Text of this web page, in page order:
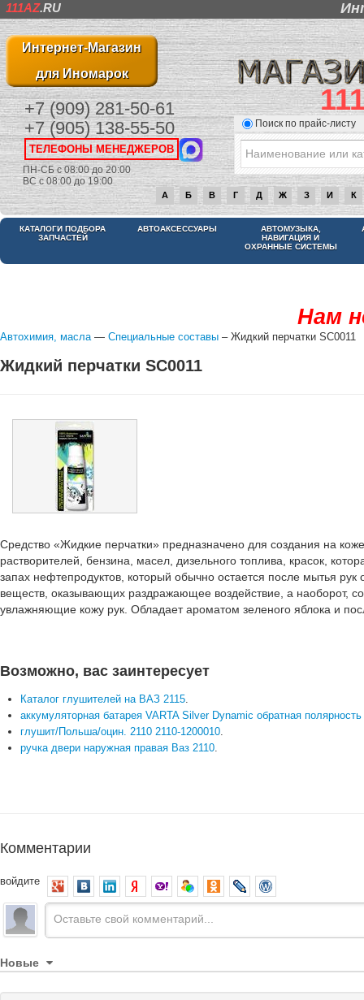
111AZ.RU
Интернет-Магазин
для Иномарок
+7 (909) 281-50-61
+7 (905) 138-55-50
ТЕЛЕФОНЫ МЕНЕДЖЕРОВ
ПН-СБ с 08:00 до 20:00
ВС с 08:00 до 19:00
Поиск по прайс-листу
А Б В Г Д Ж З И К
КАТАЛОГИ ПОДБОРА
ЗАПЧАСТЕЙ
АВТОАКСЕССУАРЫ
АВТОМУЗЫКА,
НАВИГАЦИЯ И
ОХРАННЫЕ СИСТЕМЫ
Нам
Автохимия, масла— Специальные составы – Жидкий перчатки SC0011
Жидкий перчатки SC0011
Средство «Жидкие перчатки» предназначено для создания на
растворителей, бензина, масел, дизельного топлива, красок,
запах нефтепродуктов, который обычно остается после мытья
веществ, оказывающих раздражающее воздействие, а наоборот,
увлажняющие кожу рук. Обладает ароматом зеленого яблока и
Возможно, вас заинтересует
Каталог глушителей на ВАЗ 2115.
аккумуляторная батарея VARTA Silver Dynamic обратная
глушит/Польша/оцин. 2110 2110-1200010.
ручка двери наружная правая Ваз 2110.
Комментарии
войдите
Новые